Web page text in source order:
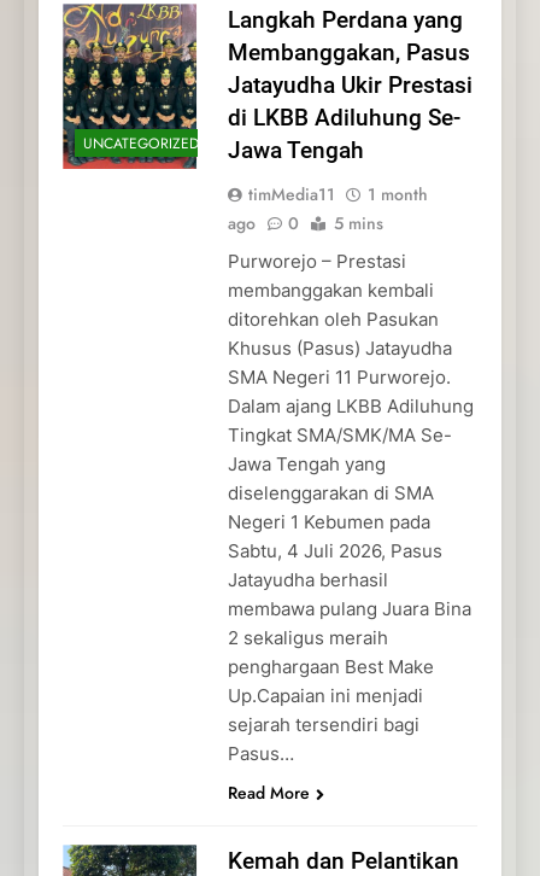
UNCATEGORIZED
Langkah Perdana yang
Membanggakan, Pasus
Jatayudha Ukir Prestasi
di LKBB Adiluhung Se-
Jawa Tengah
timMedia11
1 month
ago
0 5 mins
Purworejo – Prestasi
membanggakan kembali
ditorehkan oleh Pasukan
Khusus (Pasus) Jatayudha
SMA Negeri 11 Purworejo.
Dalam ajang LKBB Adiluhung
Tingkat SMA/SMK/MA Se-
Jawa Tengah yang
diselenggarakan di SMA
Negeri 1 Kebumen pada
Sabtu, 4 Juli 2026, Pasus
Jatayudha berhasil
membawa pulang Juara Bina
2 sekaligus meraih
penghargaan Best Make
Up.Capaian ini menjadi
sejarah tersendiri bagi
Pasus…
Read More
Kemah dan Pelantikan